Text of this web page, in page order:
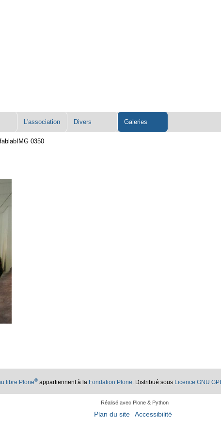
L'association Divers Galeries
0350
libre Plone®appartiennent à la Fondation Plone . Distribué sous Licence GNU GPL
Réalisé avec Plone & Python
Plan du site Accessibilité